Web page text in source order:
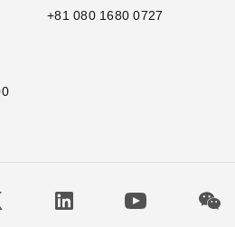
+81 080 1680 0727